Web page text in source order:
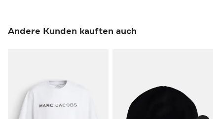
Andere Kunden kauften auch